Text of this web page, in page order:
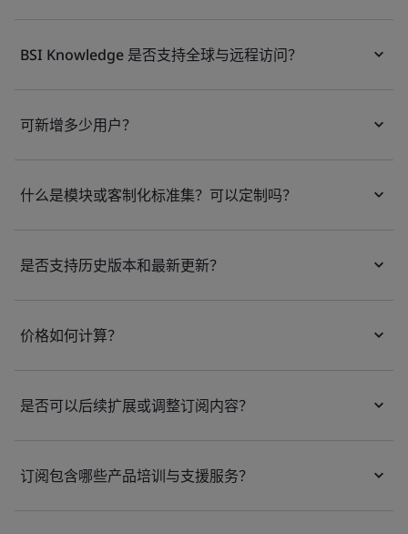
BSI Knowledge 是否支持全球与远程访问？
可新增多少用户？
什么是模块或客制化标准集？可以定制吗？
是否支持历史版本和最新更新？
价格如何计算？
是否可以后续扩展或调整订阅内容？
订阅包含哪些产品培训与支援服务？